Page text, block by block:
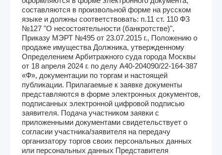
составляются в произвольной форме на русском
языке и должны соответствовать: п.11 ст. 110 ФЗ
№127 "О несостоятельности (банкротстве)",
Приказу МЭРТ №495 от 23.07.2015 г., Положению о
продаже имущества Должника, утвержденному
Определением Арбитражного суда города Москвы
от 18 апреля 2024 г. по делу А40-204090/22-164-387
«Ф», документации по торгам и настоящей
публикации. Прилагаемые к заявке документы
представляются в форме электронных документов,
подписанных электронной цифровой подписью
заявителя. Подача участником заявки с
приложенными документами свидетельствует о
согласии участника/заявителя на передачу
организатору торгов своих персональных данных
или персональных данных Представителя